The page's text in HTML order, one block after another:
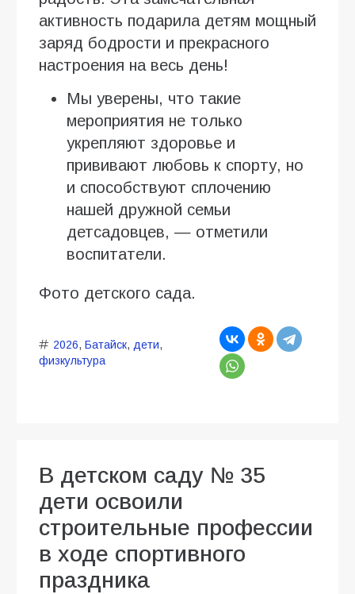
активность подарила детям мощный
заряд бодрости и прекрасного
настроения на весь день!
Мы уверены, что такие
мероприятия не только
укрепляют здоровье и
прививают любовь к спорту, но
и способствуют сплочению
нашей дружной семьи
детсадовцев, — отметили
воспитатели.
Фото детского сада.
2026, Батайск, дети,
физкультура
В детском саду № 35
дети освоили
строительные профессии
в ходе спортивного
праздника